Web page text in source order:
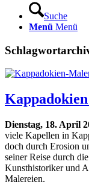
Suche
Menü Menü
Dienstag, 18. April
viele Kapellen in
doch durch Erosion
seiner Reise durch
Kunsthistoriker und
Malereien.